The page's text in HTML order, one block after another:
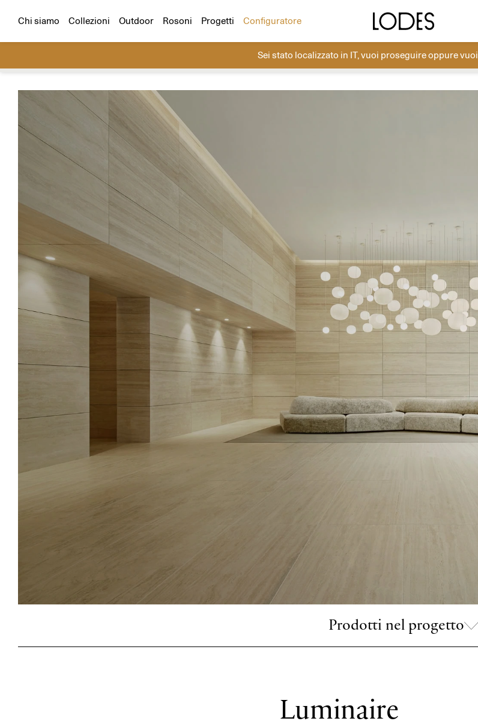
Sei stato localizzato in IT, vuoi proseguire oppure vuoi
Chi siamo Collezioni Outdoor Rosoni Progetti Configuratore
Cerca
Lodes→ Progetti→Luminaire
Prodotti nel progetto
Luminaire